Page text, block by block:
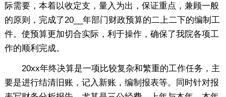
际需要，本着以收定支，量入为出，保证重点，兼顾一般
的原则，完成了20__年部门财政预算的二上二下的编制工
件。使预算更加切合实际，利于操作，确保了我院各项工
作的顺利完成。
20xx年终决算是一项比较复杂和繁重的工作任务，主
要是进行结清旧账，记入新账，编制报表等。同时针对报